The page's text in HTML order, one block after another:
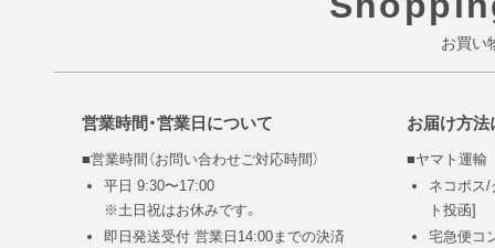
お買い
営業時間・営業日について
■営業時間（お問い合わせご対応時間）
平日 9:30〜17:00
※土日祝はお休みです。
即日発送受付 営業日14:00までの決済
お届け方法
■ヤマト運輸
ネコポス
ト投函]
宅急便コ